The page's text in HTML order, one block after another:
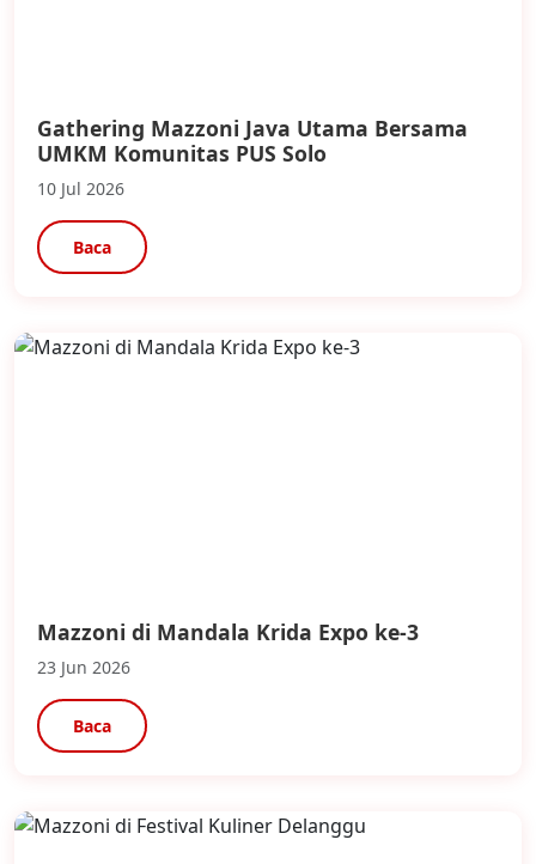
Gathering Mazzoni Java Utama Bersama
UMKM Komunitas PUS Solo
10 Jul 2026
Baca
Mazzoni di Mandala Krida Expo ke-3
23 Jun 2026
Baca